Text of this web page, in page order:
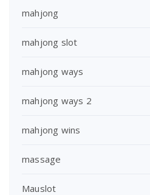
mahjong
mahjong slot
mahjong ways
mahjong ways 2
mahjong wins
massage
Mauslot